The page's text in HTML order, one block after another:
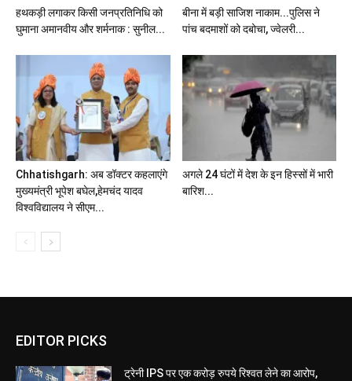
हथकड़ी लगाकर किसी जनप्रतिनिधि को
घुमाना अमानवीय और शर्मनाक : सुनील...
बीना में बड़ी साजिश नाकाम...पुलिस ने
पांच बदमाशों को दबोचा, ज्वेलरी...
Chhatishgarh: अब डॉक्टर कहलाएंगे
मुख्यमंत्री भूपेश बघेल,हेमचंद यादव
विश्वविद्यालय ने सीएम...
अगले 24 घंटों में देश के इन हिस्सों में भारी
बारिश...
EDITOR PICKS
ट्रेनी IPS पर एक करोड़ रुपये रिश्वत लेने का आरोप,